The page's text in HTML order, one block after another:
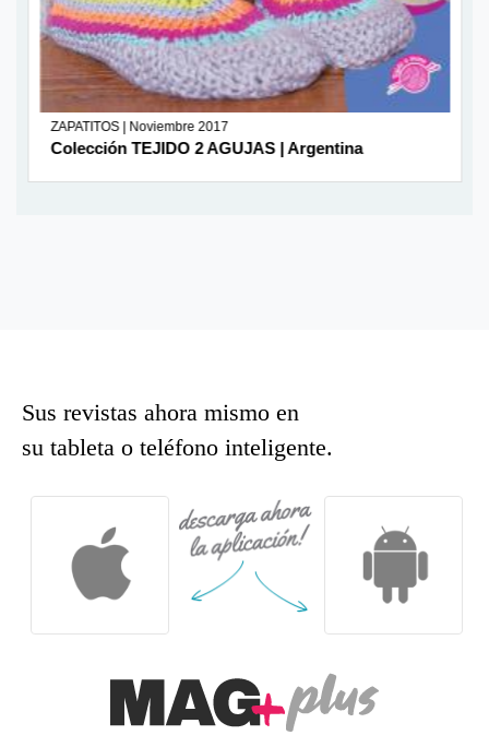
ZAPATITOS | Noviembre 2017
Colección TEJIDO 2 AGUJAS | Argentina
Sus revistas ahora mismo en
su tableta o teléfono inteligente.